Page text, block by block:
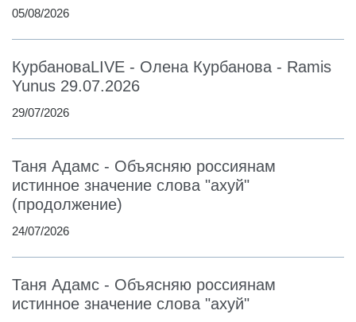
05/08/2026
КурбановаLIVE - Олена Курбанова - Ramis
Yunus 29.07.2026
29/07/2026
Таня Адамс - Объясняю россиянам
истинное значение слова "ахуй"
(продолжение)
24/07/2026
Таня Адамс - Объясняю россиянам
истинное значение слова "ахуй"